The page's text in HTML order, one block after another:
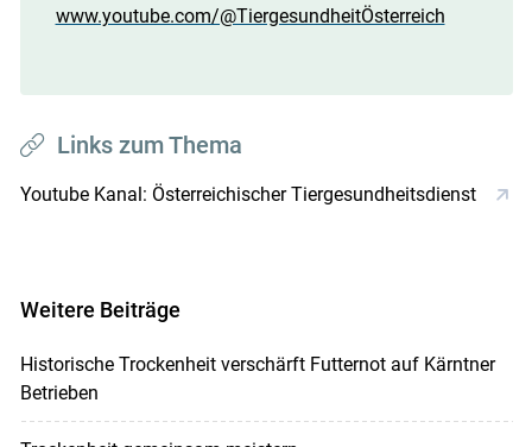
www.youtube.com/@TiergesundheitÖsterreich
Links zum Thema
Youtube Kanal: Österreichischer Tiergesundheitsdienst
Weitere Beiträge
Historische Trockenheit verschärft Futternot auf Kärntner
Betrieben